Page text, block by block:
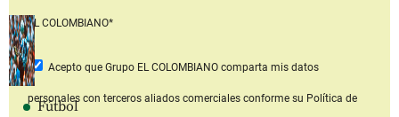
Fútbol
EL COLOMBIANO*
Acepto que Grupo EL COLOMBIANOcomparta mis datos
personales con terceros aliados comerciales conforme su Política de